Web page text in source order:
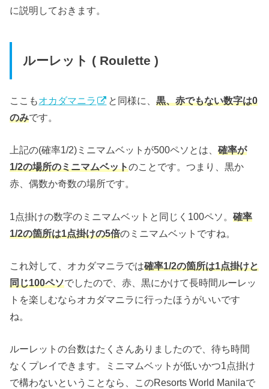
に説明しておきます。
ルーレット ( Roulette )
ここもオカダマニラ と同様に、黒、赤でもない数字は0
のみです。
上記の(確率1/2)ミニマムベットが500ペソとは、確率が
1/2の場所のミニマムベットのことです。つまり、黒か
赤、偶数か奇数の場所です。
1点掛けの数字のミニマムベットと同じく100ペソ。確率
1/2の箇所は1点掛けの5倍のミニマムベットですね。
これ対して、オカダマニラでは確率1/2の箇所は1点掛けと
同じ100ペソでしたので、赤、黒にかけて長時間ルーレッ
トを楽しむならオカダマニラに行ったほうがいいです
ね。
ルーレットの台数はたくさんありましたので、待ち時間
なくプレイできます。ミニマムベットが低いかつ1点掛け
で構わないということなら、このResorts World Manilaで